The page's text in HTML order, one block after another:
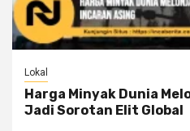
Lokal
Harga Minyak Dunia
Jadi Sorotan Elit Global